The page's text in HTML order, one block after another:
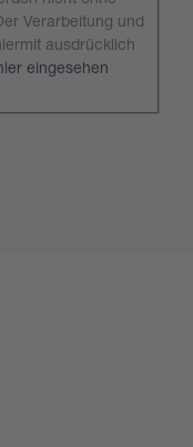
Verarbeitung und
ausdrücklich
eingesehen